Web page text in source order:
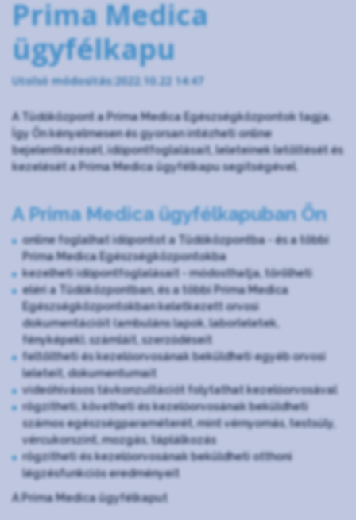
Prima Medica
ügyfélkapu
Utolsó módosítás:2022.10.22 14:47
A Tüdőközpont a Prima Medica Egészségközpontok tagja.
Így Ön kényelmesen és gyorsan intézheti online
bejelentkezését, időpontfoglalásait, leleteinek letöltését és
kezelését a Prima Medica ügyfélkapu segítségével.
A Prima Medica ügyfélkapuban Ön
online foglalhat időpontot a Tüdőközpontba - és a többi
Prima Medica Egészségközpontokba
kezelheti időpontfoglalásait - módosthatja, törölheti
eléri a Tüdőközpontban, és a többi Prima Medica
Egészségközpontokban keletkezett orvosi
dokumentációit (ambuláns lapok, laborleletek,
fényképek), számláit, szerződéseit
feltöltheti és kezelőorvosának beküldheti egyéb orvosi
leleteit, dokumentumait
videóhívásos távkonzultációt folytathat kezelőorvosával
rögzítheti, követheti és kezelőorvosának beküldheti
számos egészségparaméterét, mint vérnyomás, testsúly,
vércukorszint, mozgás, táplálkozás
rögzítheti és kezelőorvosának beküldheti otthoni
légzésfunkciós eredményeit
A Prima Medica ügyfélkaput